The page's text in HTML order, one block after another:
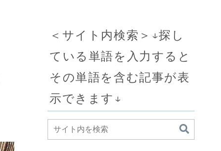
＜サイト内検索＞↓探し
ている単語を入力すると
その単語を含む記事が表
示できます↓